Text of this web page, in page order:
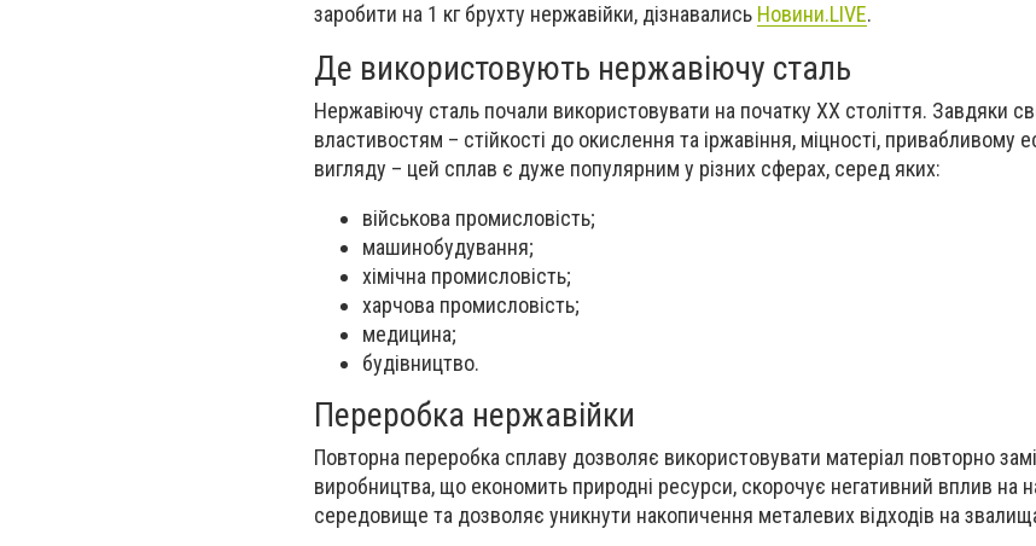
заробити на 1 кг брухту нержавійки, дізнавались Новини.LIVE.
Де використовують нержавіючу сталь
Нержавіючу сталь почали використовувати на початку ХХ століття. Завдяки
властивостям – стійкості до окислення та іржавіння, міцності, привабливому
вигляду – цей сплав є дуже популярним у різних сферах, серед яких:
військова промисловість;
машинобудування;
хімічна промисловість;
харчова промисловість;
медицина;
будівництво.
Переробка нержавійки
Повторна переробка сплаву дозволяє використовувати матеріал повторно
виробництва, що економить природні ресурси, скорочує негативний вплив на
середовище та дозволяє уникнути накопичення металевих відходів на